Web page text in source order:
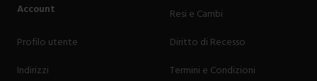
Account
Profilo utente
Indirizzi
Resi e Cambi
Diritto di Recesso
Termini e Condizioni